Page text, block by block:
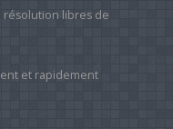
résolution libres de
et rapidement